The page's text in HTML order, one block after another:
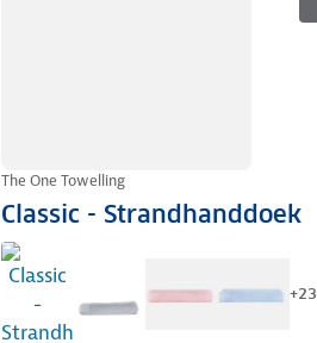
The One Towelling
Classic - Strandhanddoek
+23